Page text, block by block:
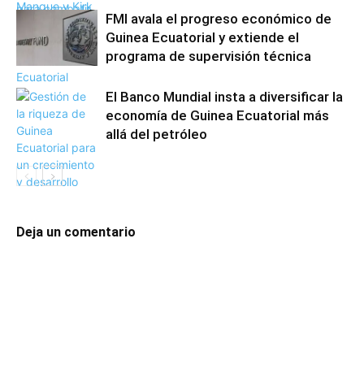
FMI avala el progreso económico de
Guinea Ecuatorial y extiende el
programa de supervisión técnica
El Banco Mundial insta a diversificar la
economía de Guinea Ecuatorial más
allá del petróleo
Deja un comentario